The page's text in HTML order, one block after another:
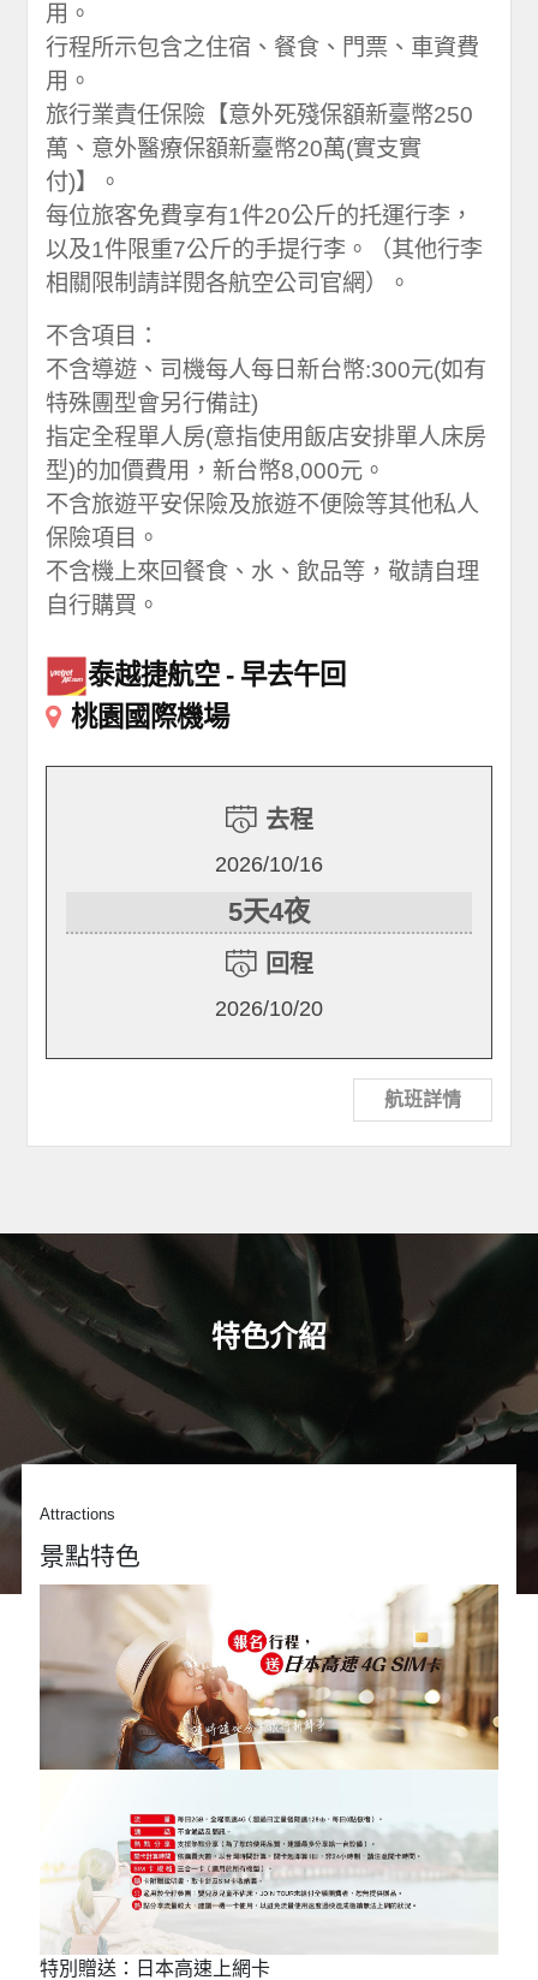
用。
行程所示包含之住宿、餐食、門票、車資費
用。
旅行業責任保險【意外死殘保額新臺幣250
萬、意外醫療保額新臺幣20萬(實支實
付)】。
每位旅客免費享有1件20公斤的托運行李，
以及1件限重7公斤的手提行李。（其他行李
相關限制請詳閱各航空公司官網）。
不含項目：
不含導遊、司機每人每日新台幣:300元(如有
特殊團型會另行備註)
指定全程單人房(意指使用飯店安排單人床房
型)的加價費用，新台幣8,000元。
不含旅遊平安保險及旅遊不便險等其他私人
保險項目。
不含機上來回餐食、水、飲品等，敬請自理
自行購買。
泰越捷航空
早去午回
桃園國際機場
去程
2026/10/16
5天4夜
回程
2026/10/20
航班詳情
特色介紹
Attractions
景點特色
特別贈送：日本高速上網卡